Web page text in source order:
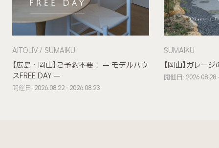
【広島・岡山】ご予約不要！ – モデルハウ
スFREE DAY –
AITOLIV SUMAIKU
開催日: 2026.08.22 - 2026.08.23
【岡山】ガレー
SUMAIKU
開催日: 2026.08.28